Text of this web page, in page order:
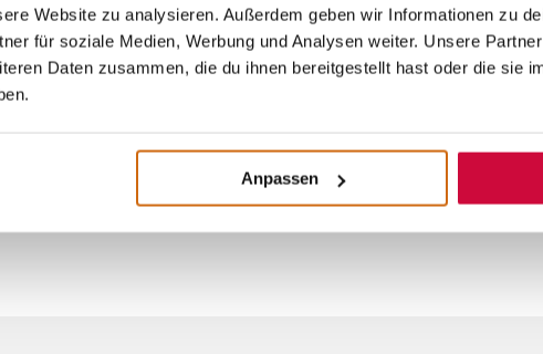
Website zu analysieren. Außerdem geben wir Informationen zu
für soziale Medien, Werbung und Analysen weiter. Unsere
Daten zusammen, die du ihnen bereitgestellt hast oder die sie
Anpassen
gemütliche Märkte – hier ist immer etwas los, was dich